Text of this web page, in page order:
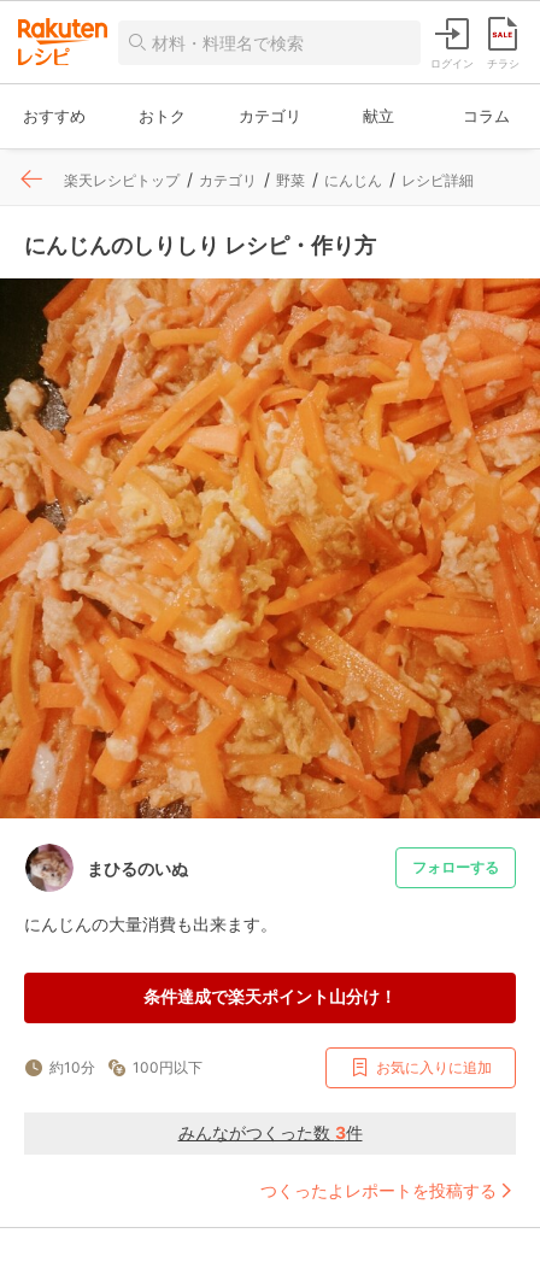
ログイン チラシ
おすすめ おトク カテゴリ 献立 コラム
楽天レシピトップ カテゴリ 野菜 にんじん レシピ詳細
にんじんのしりしり レシピ・作り方
まひるのいぬ フォローする
にんじんの大量消費も出来ます。
条件達成で楽天ポイント山分け！
約10分 100円以下 お気に入りに追加
みんながつくった数 3件
つくったよレポートを投稿する